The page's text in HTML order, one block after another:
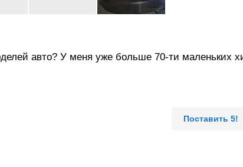
авто? У меня уже больше 70-ти маленьких
Поставить 5!